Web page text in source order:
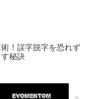
！誤字脱字を恐れず
秘訣